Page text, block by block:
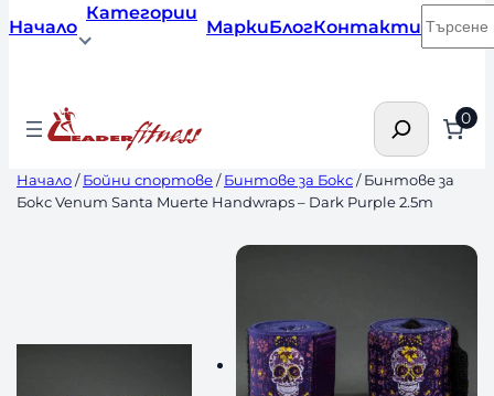
Начало
Категории
МаркиБлогКонтакти
Търсене 0
Начало/Бойни спортове/Бинтове за Бокс/ Бинтове за
Бокс Venum Santa Muerte Handwraps – Dark Purple 2.5m